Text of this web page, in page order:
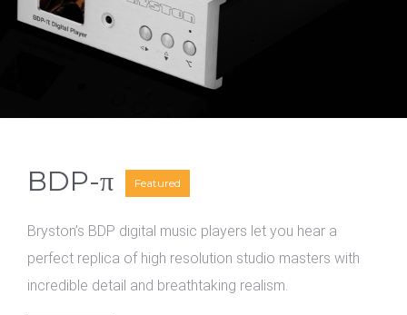
BDP-π Featured
Bryston’s BDP digital music players let you hear a
perfect replica of high resolution studio masters with
incredible detail and breathtaking realism.